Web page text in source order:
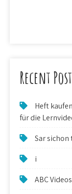
Recent
Heft
für die
Sar
i
ABC Videos